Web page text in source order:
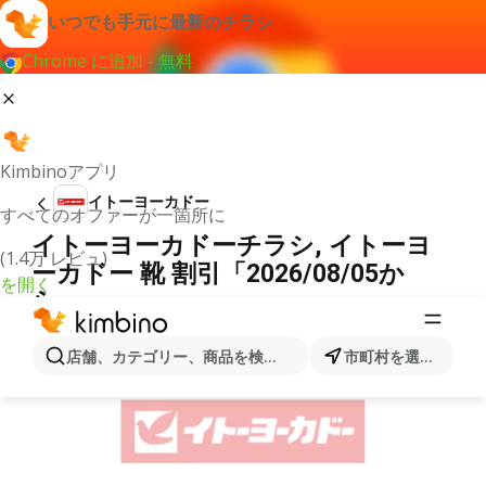
いつでも手元に最新のチラシ
Chrome に追加 - 無料
Kimbinoアプリ
すべてのオファーが一箇所に
(1.4万 レビュ)
を開く
店舗、カテゴリー、商品を検索... 市町村を選択します
イトーヨーカドー
イトーヨーカドーチラシ, イトーヨ
ーカドー 靴 割引「2026/08/05か
ら」